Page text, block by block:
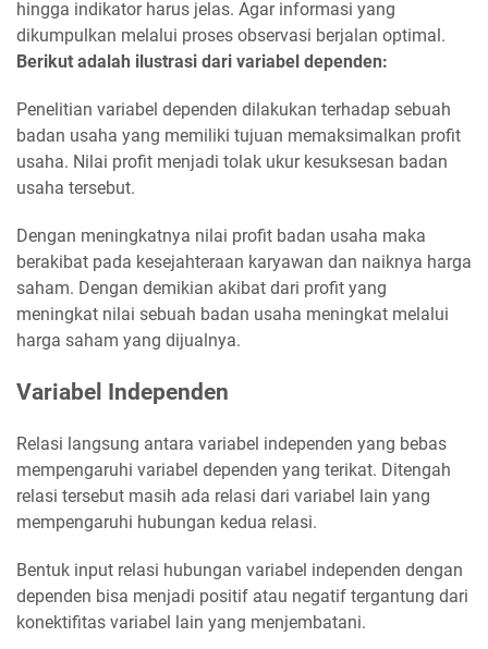
hingga indikator harus jelas. Agar informasi yang
dikumpulkan melalui proses observasi berjalan optimal.
Berikut adalah ilustrasi dari variabel dependen:
Penelitian variabel dependen dilakukan terhadap sebuah
badan usaha yang memiliki tujuan memaksimalkan profit
usaha. Nilai profit menjadi tolak ukur kesuksesan badan
usaha tersebut.
Dengan meningkatnya nilai profit badan usaha maka
berakibat pada kesejahteraan karyawan dan naiknya harga
saham. Dengan demikian akibat dari profit yang
meningkat nilai sebuah badan usaha meningkat melalui
harga saham yang dijualnya.
Variabel Independen
Relasi langsung antara variabel independen yang bebas
mempengaruhi variabel dependen yang terikat. Ditengah
relasi tersebut masih ada relasi dari variabel lain yang
mempengaruhi hubungan kedua relasi.
Bentuk input relasi hubungan variabel independen dengan
dependen bisa menjadi positif atau negatif tergantung dari
konektifitas variabel lain yang menjembatani.